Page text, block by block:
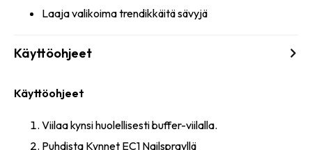
Laaja valikoima trendikkäitä sävyjä
Käyttöohjeet
Käyttöohjeet
Viilaa kynsi huolellisesti buffer-viilalla.
Puhdista Kynnet EC1 Nailsprayllä